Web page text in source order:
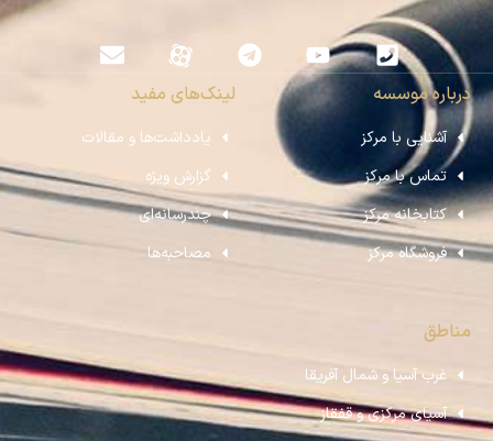
درباره موسسه
آشنایی با مرکز
تماس با مرکز
کتابخانه مرکز
فروشگاه مرکز
لینک‌های مفید
یادداشت‌ها و مقالات
گزارش ویژه
چندرسانه‌ای
مصاحبه‌ها
مناطق
غرب آسیا و شمال آفریقا
آسیای مرکزی و قفقاز